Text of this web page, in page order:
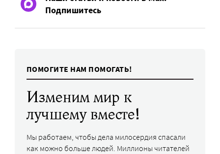
Подпишитесь
ПОМОГИТЕ НАМ ПОМОГАТЬ!
Изменим мир к
лучшему вместе!
Мы работаем, чтобы дела милосердия спасали
как можно больше людей. Миллионы читателей